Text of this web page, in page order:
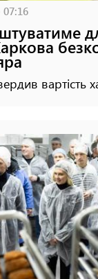
07:16
вартість